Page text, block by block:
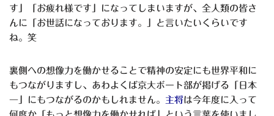
す」「お疲れ様です」になってしまいますが、全人類の皆さ
んに「お世話になっております。」と言いたいくらいです
ね。笑
裏側への想像力を働かせることで精神の安定にも世界平和に
もつながりますし、あわよくば京大ボート部が掲げる「日本
一」にもつながるのかもしれません。 主将は今年度に入って